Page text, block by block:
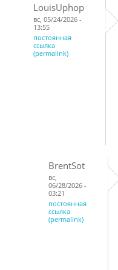
LouisUphop
вс, 05/24/2026 -
13:55
постоянная
ссылка
(permalink)
BrentSot
вс,
06/28/2026 -
03:21
постоянная
ссылка
(permalink)